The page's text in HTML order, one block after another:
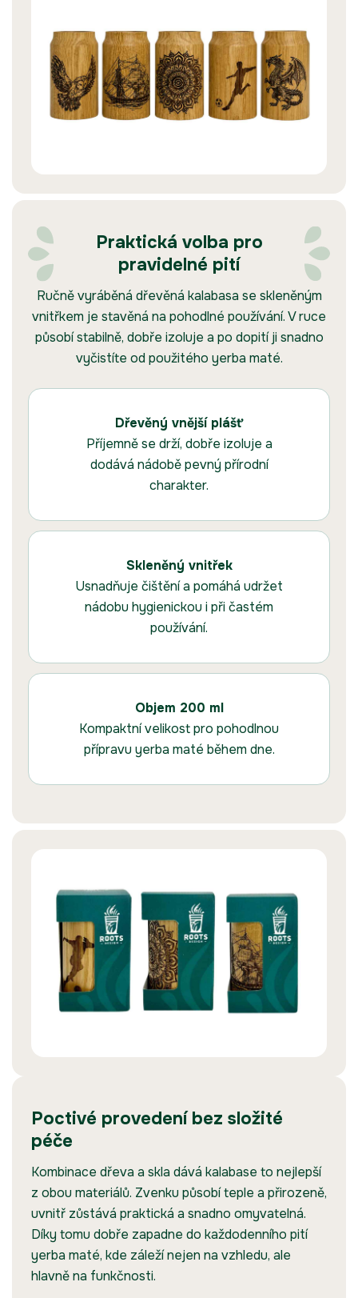
Praktická volba pro
pravidelné pití
Ručně vyráběná dřevěná kalabasa se skleněným
vnitřkem je stavěná na pohodlné používání. V ruce
působí stabilně, dobře izoluje a po dopití ji snadno
vyčistíte od použitého yerba maté.
Dřevěný vnější plášť
Příjemně se drží, dobře izoluje a
dodává nádobě pevný přírodní
charakter.
Skleněný vnitřek
Usnadňuje čištění a pomáhá udržet
nádobu hygienickou i při častém
používání.
Objem 200 ml
Kompaktní velikost pro pohodlnou
přípravu yerba maté během dne.
Poctivé provedení bez složité
péče
Kombinace dřeva a skla dává kalabase to nejlepší
z obou materiálů. Zvenku působí teple a přirozeně,
uvnitř zůstává praktická a snadno omyvatelná.
Díky tomu dobře zapadne do každodenního pití
yerba maté, kde záleží nejen na vzhledu, ale
hlavně na funkčnosti.